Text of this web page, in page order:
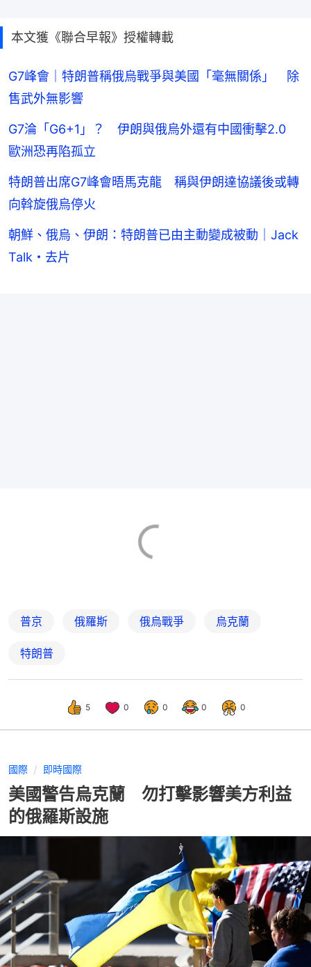
本文獲《聯合早報》授權轉載
G7峰會｜特朗普稱俄烏戰爭與美國「毫無關係」 除
售武外無影響
G7淪「G6+1」？ 伊朗與俄烏外還有中國衝擊2.0
歐洲恐再陷孤立
特朗普出席G7峰會晤馬克龍 稱與伊朗達協議後或轉
向斡旋俄烏停火
朝鮮、俄烏、伊朗：特朗普已由主動變成被動｜Jack
Talk・去片
普京 俄羅斯 俄烏戰爭 烏克蘭
特朗普
5 0 0 0 0
國際 即時國際
美國警告烏克蘭 勿打擊影響美方利益
的俄羅斯設施